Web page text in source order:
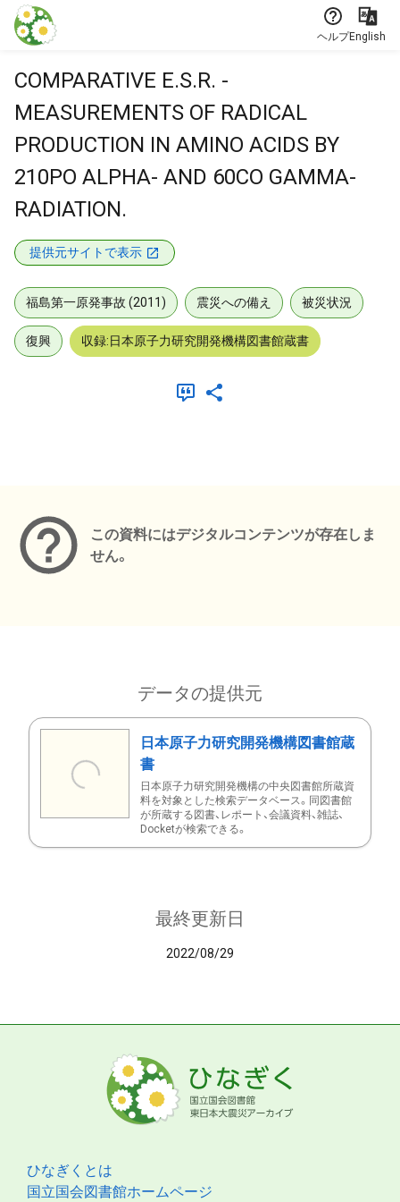
本文に飛ぶ
ヘルプEnglish
COMPARATIVE E.S.R. -
MEASUREMENTS OF RADICAL
PRODUCTION IN AMINO ACIDS BY
210PO ALPHA- AND 60CO GAMMA-
RADIATION.
提供元サイトで表示
福島第一原発事故 (2011) 震災への備え 被災状況
復興 収録:日本原子力研究開発機構図書館蔵書
この資料にはデジタルコンテンツが存在しま
せん。
データの提供元
日本原子力研究開発機構図書館蔵
書
日本原子力研究開発機構の中央図書館所蔵資
料を対象とした検索データベース。同図書館
が所蔵する図書、レポート、会議資料、雑誌、
Docketが検索できる。
最終更新日
2022/08/29
ひなぎくとは
国立国会図書館ホームページ